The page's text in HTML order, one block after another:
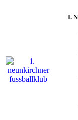
I.